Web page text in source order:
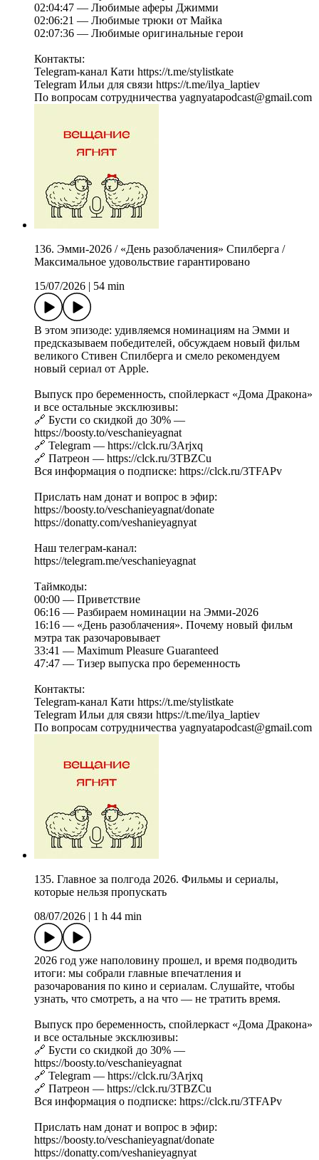
02:04:47 — Любимые аферы Джимми
02:06:21 — Любимые трюки от Майка
02:07:36 — Любимые оригинальные герои
Контакты:
Telegram-канал Кати https://t.me/stylistkate
Telegram Ильи для связи https://t.me/ilya_laptiev
По вопросам сотрудничества yagnyatapodcast@gmail.com
136. Эмми-2026 / «День разоблачения» Спилберга /
Максимальное удовольствие гарантировано
15/07/2026
54 min
В этом эпизоде: удивляемся номинациям на Эмми и
предсказываем победителей, обсуждаем новый фильм
великого Стивен Спилберга и смело рекомендуем
новый сериал от Apple.
Выпуск про беременность, спойлеркаст «Дома Дракона»
и все остальные эксклюзивы:
🔗 Бусти со скидкой до 30% —
https://boosty.to/veschanieyagnat
🔗 Telegram — https://clck.ru/3Arjxq
🔗 Патреон — https://clck.ru/3TBZCu
Вся информация о подписке: https://clck.ru/3TFAPv
Прислать нам донат и вопрос в эфир:
https://boosty.to/veschanieyagnat/donate
https://donatty.com/veshanieyagnyat
Наш телеграм-канал:
https://telegram.me/veschanieyagnat
Таймкоды:
00:00 — Приветствие
06:16 — Разбираем номинации на Эмми-2026
16:16 — «День разоблачения». Почему новый фильм
мэтра так разочаровывает
33:41 — Maximum Pleasure Guaranteed
47:47 — Тизер выпуска про беременность
Контакты:
Telegram-канал Кати https://t.me/stylistkate
Telegram Ильи для связи https://t.me/ilya_laptiev
По вопросам сотрудничества yagnyatapodcast@gmail.com
135. Главное за полгода 2026. Фильмы и сериалы,
которые нельзя пропускать
08/07/2026
1 h 44 min
2026 год уже наполовину прошел, и время подводить
итоги: мы собрали главные впечатления и
разочарования по кино и сериалам. Слушайте, чтобы
узнать, что смотреть, а на что — не тратить время.
Выпуск про беременность, спойлеркаст «Дома Дракона»
и все остальные эксклюзивы:
🔗 Бусти со скидкой до 30% —
https://boosty.to/veschanieyagnat
🔗 Telegram — https://clck.ru/3Arjxq
🔗 Патреон — https://clck.ru/3TBZCu
Вся информация о подписке: https://clck.ru/3TFAPv
Прислать нам донат и вопрос в эфир:
https://boosty.to/veschanieyagnat/donate
https://donatty.com/veshanieyagnyat